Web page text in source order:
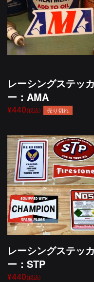
レーシングステッカ
ー：AMA
¥440(税込) 売り切れ
レーシングステッカ
ー：STP
¥440(税込)